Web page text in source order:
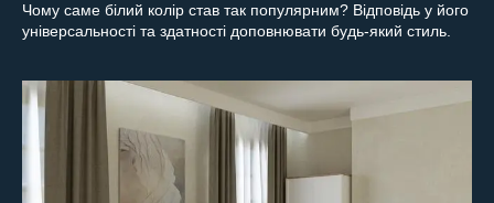
Чому саме білий колір став так популярним? Відповідь у його
універсальності та здатності доповнювати будь-який стиль.